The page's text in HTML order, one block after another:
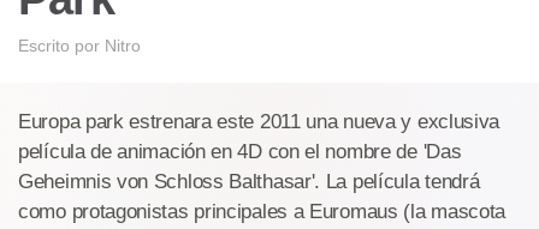
Escrito por Nitro
Europa park estrenara este 2011 una nueva y exclusiva
película de animación en 4D con el nombre de 'Das
Geheimnis von Schloss Balthasar'. La película tendrá
como protagonistas principales a Euromaus (la mascota